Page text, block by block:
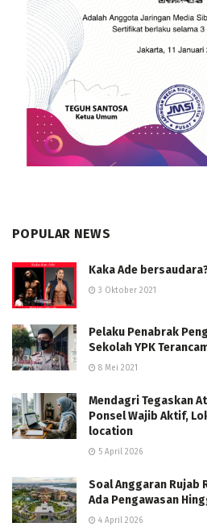
POPULAR NEWS
Kaka Ade
3 Oktober 2021
Pelaku Penabrak
Sekolah YPK
8 Mei 2021
Mendagri Tegaskan
Ponsel Wajib Aktif,
location
5 April 2026
Soal Anggaran Rujab
Ada Pengawasan
4 April 2026